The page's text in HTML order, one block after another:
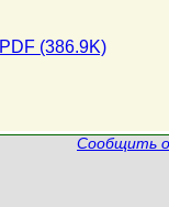
PDF (386.9K)
Сообщить о